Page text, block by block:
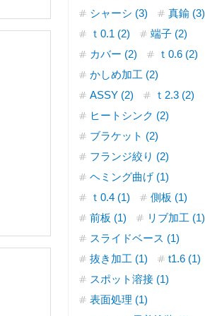
シャーシ (3)
真鍮 (3)
ｔ0.1 (2)
端子 (2)
カバー (2)
ｔ0.6 (2)
かしめ加工 (2)
ASSY (2)
ｔ2.3 (2)
ヒートシンク (2)
ブラケット (2)
フランジ絞り (2)
ヘミング曲げ (1)
ｔ0.4 (1)
側板 (1)
前板 (1)
リブ加工 (1)
スライドベース (1)
抜き加工 (1)
t1.6 (1)
スポット溶接 (1)
表面処理 (1)